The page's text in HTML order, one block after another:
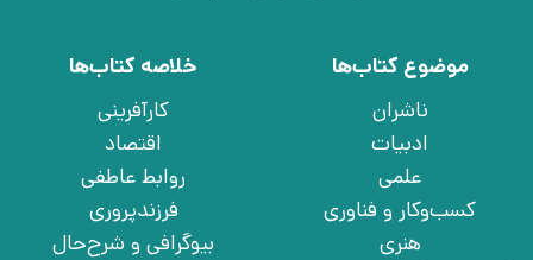
موضوع کتاب‌ها
ناشران
ادبیات
علمی
کسب‌وکار و فناوری
هنری
خلاصه کتاب‌ها
کارآفرینی
اقتصاد
روابط عاطفی
فرزندپروری
بیوگرافی و شرح‌حال